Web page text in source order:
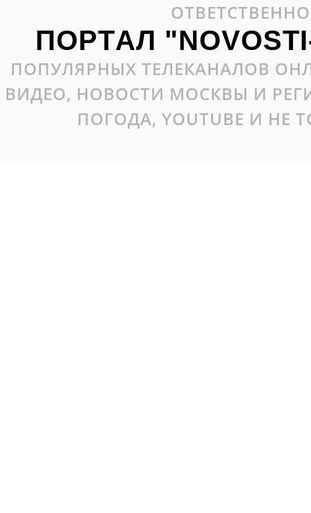
ПОРТАЛ
ПОПУЛЯРНЫХ ТЕЛЕКАНАЛОВ
ВИДЕО, НОВОСТИ МОСКВЫ И
ПОГОДА, YOUTUBE И